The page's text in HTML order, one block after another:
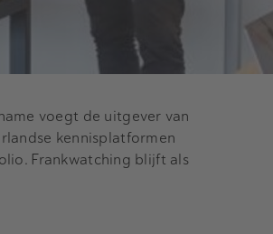
voegt de uitgever van
kennisplatformen
Frankwatching blijft als